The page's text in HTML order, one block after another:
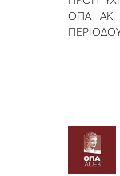
ΟΠΑ ΑΚ.
Αθηνών